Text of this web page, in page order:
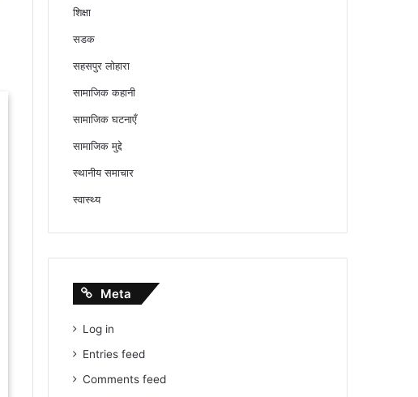
शिक्षा
सडक
सहसपुर लोहारा
सामाजिक कहानी
सामाजिक घटनाएँ
सामाजिक मुद्दे
स्थानीय समाचार
स्वास्थ्य
Meta
Log in
Entries feed
Comments feed